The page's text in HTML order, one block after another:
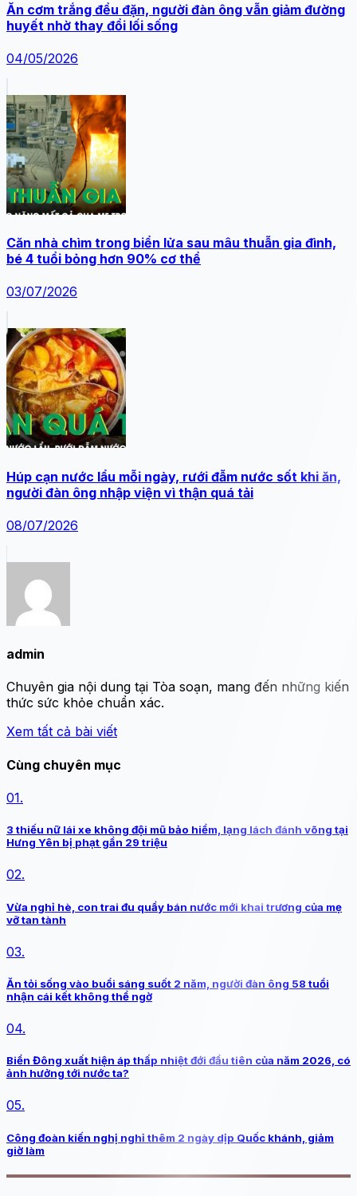
Ăn cơm trắng đều đặn, người đàn ông vẫn giảm đường
huyết nhờ thay đổi lối sống
04/05/2026
Căn nhà chìm trong biển lửa sau mâu thuẫn gia đình,
bé 4 tuổi bỏng hơn 90% cơ thể
03/07/2026
Húp cạn nước lẩu mỗi ngày, rưới đẫm nước sốt khi ăn,
người đàn ông nhập viện vì thận quá tải
08/07/2026
admin
Chuyên gia nội dung tại Tòa soạn, mang đến những kiến
thức sức khỏe chuẩn xác.
Xem tất cả bài viết
Cùng chuyên mục
01.
3 thiếu nữ lái xe không đội mũ bảo hiểm, lạng lách đánh võng tại
Hưng Yên bị phạt gần 29 triệu
02.
Vừa nghỉ hè, con trai đu quầy bán nước mới khai trương của mẹ
vỡ tan tành
03.
Ăn tỏi sống vào buổi sáng suốt 2 năm, người đàn ông 58 tuổi
nhận cái kết không thể ngờ
04.
Biển Đông xuất hiện áp thấp nhiệt đới đầu tiên của năm 2026, có
ảnh hưởng tới nước ta?
05.
Công đoàn kiến nghị nghỉ thêm 2 ngày dịp Quốc khánh, giảm
giờ làm